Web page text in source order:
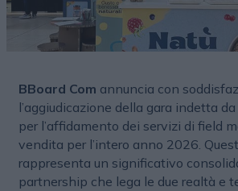
BBoard Com annuncia con
l’aggiudicazione della gara indetta da
per l’affidamento dei servizi di field
vendita per l’intero anno 2026.
rappresenta un significativo
partnership che lega le due realtà e